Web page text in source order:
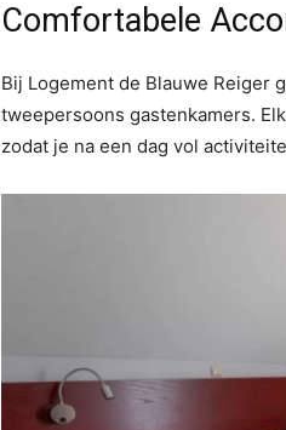
Comfortabele
Bij Logement de Blauwe Reiger
tweepersoons gastenkamers.
zodat je na een dag vol